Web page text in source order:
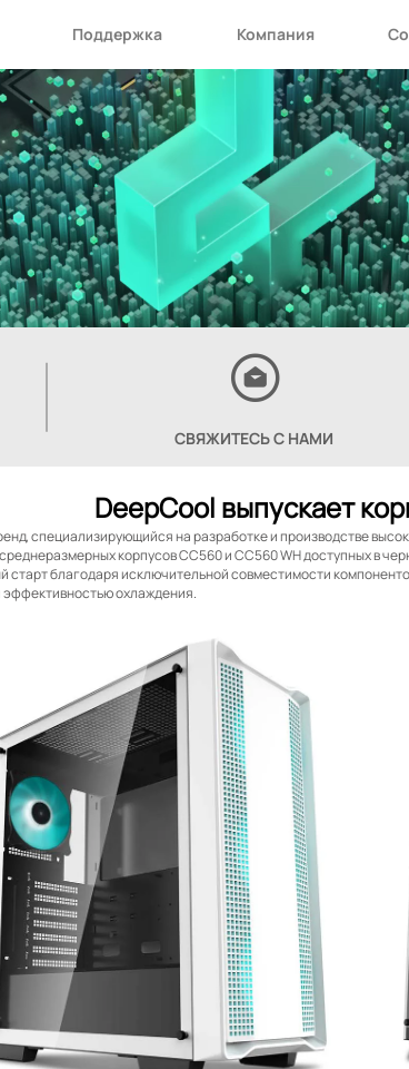
Поддержка Компания
СВЯЖИТЕСЬ С НАМИ
DeepCool выпускает
специализирующийся на разработке и производстве
корпусов CC560 и CC560 WH доступных в
старт благодаря исключительной совместимости
охлаждения.